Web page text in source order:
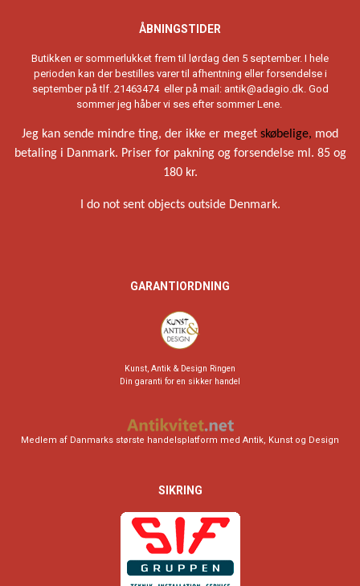
ÅBNINGSTIDER
Butikken er sommerlukket frem til lørdag den 5 september. I hele
perioden kan der bestilles varer til afhentning eller forsendelse i
september på tlf. 21463474 eller på mail: antik@adagio.dk. God
sommer jeg håber vi ses efter sommer Lene.
Jeg kan sende mindre ting, der ikke er meget skøbelige, mod
betaling i Danmark. Priser for pakning og forsendelse ml. 85 og
180 kr.
I do not sent objects outside Denmark.
GARANTIORDNING
Kunst, Antik & Design Ringen
Din garanti for en sikker handel
Medlem af Danmarks største handelsplatform med Antik, Kunst og Design
SIKRING